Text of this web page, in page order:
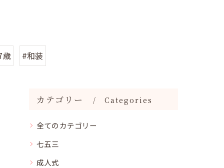
歳 #和装
カテゴリー Categories
全てのカテゴリー
七五三
成人式